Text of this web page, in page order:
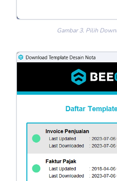
Gambar 3. Pilih